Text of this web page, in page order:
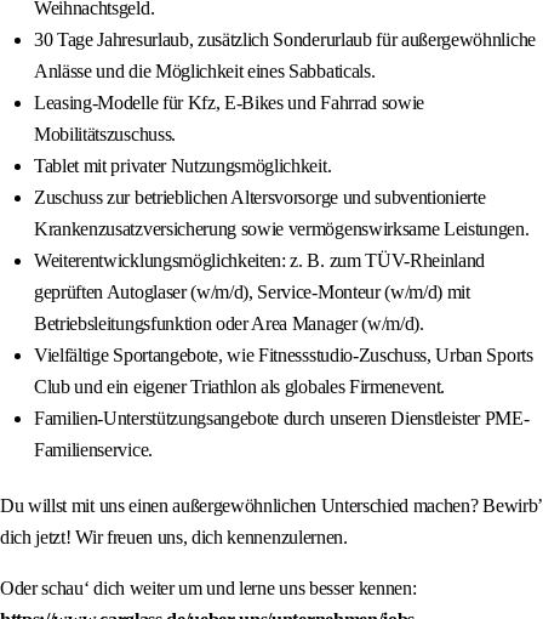
Weihnachtsgeld.
30 Tage Jahresurlaub, zusätzlich Sonderurlaub für außergewöhnliche
Anlässe und die Möglichkeit eines Sabbaticals.
Leasing-Modelle für Kfz, E-Bikes und Fahrrad sowie
Mobilitätszuschuss.
Tablet mit privater Nutzungsmöglichkeit.
Zuschuss zur betrieblichen Altersvorsorge und subventionierte
Krankenzusatzversicherung sowie vermögenswirksame Leistungen.
Weiterentwicklungsmöglichkeiten: z. B. zum TÜV-Rheinland
geprüften Autoglaser (w/m/d), Service-Monteur (w/m/d) mit
Betriebsleitungsfunktion oder Area Manager (w/m/d).
Vielfältige Sportangebote, wie Fitnessstudio-Zuschuss, Urban Sports
Club und ein eigener Triathlon als globales Firmenevent.
Familien-Unterstützungsangebote durch unseren Dienstleister PME-
Familienservice.
Du willst mit uns einen außergewöhnlichen Unterschied machen? Bewirb’
dich jetzt! Wir freuen uns, dich kennenzulernen.
Oder schau‘ dich weiter um und lerne uns besser kennen: